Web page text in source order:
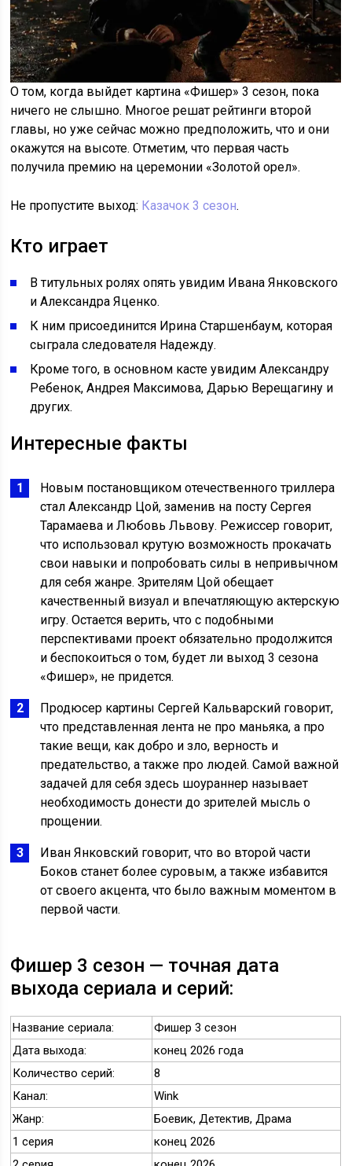
О том, когда выйдет картина «Фишер» 3 сезон, пока
ничего не слышно. Многое решат рейтинги второй
главы, но уже сейчас можно предположить, что и они
окажутся на высоте. Отметим, что первая часть
получила премию на церемонии «Золотой орел».
Не пропустите выход: Казачок 3 сезон.
Кто играет
В титульных ролях опять увидим Ивана Янковского
и Александра Яценко.
К ним присоединится Ирина Старшенбаум, которая
сыграла следователя Надежду.
Кроме того, в основном касте увидим Александру
Ребенок, Андрея Максимова, Дарью Верещагину и
других.
Интересные факты
Новым постановщиком отечественного триллера
стал Александр Цой, заменив на посту Сергея
Тарамаева и Любовь Львову. Режиссер говорит,
что использовал крутую возможность прокачать
свои навыки и попробовать силы в непривычном
для себя жанре. Зрителям Цой обещает
качественный визуал и впечатляющую актерскую
игру. Остается верить, что с подобными
перспективами проект обязательно продолжится
и беспокоиться о том, будет ли выход 3 сезона
«Фишер», не придется.
Продюсер картины Сергей Кальварский говорит,
что представленная лента не про маньяка, а про
такие вещи, как добро и зло, верность и
предательство, а также про людей. Самой важной
задачей для себя здесь шоураннер называет
необходимость донести до зрителей мысль о
прощении.
Иван Янковский говорит, что во второй части
Боков станет более суровым, а также избавится
от своего акцента, что было важным моментом в
первой части.
Фишер 3 сезон — точная дата
выхода сериала и серий:
Название сериала:
Фишер 3 сезон
Дата выхода:
конец 2026 года
Количество серий:
8
Канал:
Wink
Жанр:
Боевик, Детектив, Драма
1 серия
конец 2026